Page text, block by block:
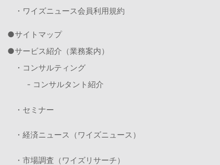
・ワイズニュース会員利用規約
サイトマップ
サービス紹介（業務案内）
・コンサルティング
- コンサルタント紹介
・セミナー
・経済ニュース（ワイズニュース）
・市場調査（ワイズリサーチ）